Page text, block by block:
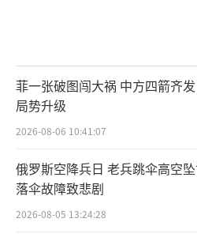
菲一张破图闯大祸 中方四箭齐
局势升级
2026-08-06 10:41:07
俄罗斯空降兵日 老兵跳伞高空
落伞故障致悲剧
2026-08-05 13:24:28